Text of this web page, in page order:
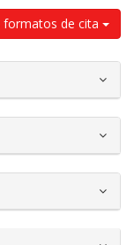
formatos de cita